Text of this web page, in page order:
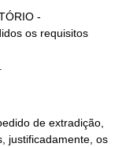
de extradição,
justificadamente, os